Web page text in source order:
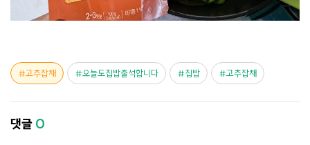
고추잡채 오늘도집밥출석합니다 집밥 고추잡채
댓글 0